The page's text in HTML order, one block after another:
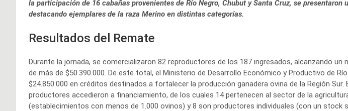
la participación de 16 cabañas provenientes de Río Negro, Chubut y Santa Cruz, se presentaron
destacando ejemplares de la raza Merino en distintas categorías.
Resultados del Remate
Durante la jornada, se comercializaron 82 reproductores de los 187 ingresados, alcanzando
de más de $50.390.000. De este total, el Ministerio de Desarrollo Económico y Productivo de
$24.850.000 en créditos destinados a fortalecer la producción ganadera ovina de la Región Sur.
productores accedieron a financiamiento, de los cuales 14 pertenecen al sector de la
(establecimientos con menos de 1.000 ovinos) y 8 son productores individuales (con un stock